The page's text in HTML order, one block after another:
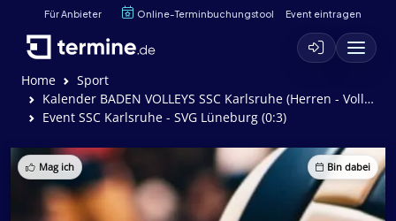
Für Anbieter Online-Terminbuchungstool Event eintragen
Home
Sport
Kalender BADEN VOLLEYS SSC Karlsruhe (Herren - Volleyball)
Event SSC Karlsruhe - SVG Lüneburg (0:3)
Mag ich Bin dabei